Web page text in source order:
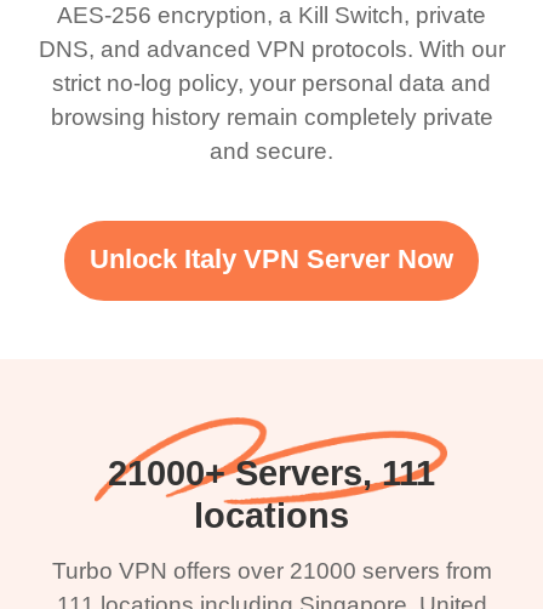
AES-256 encryption, a Kill Switch, private
DNS, and advanced VPN protocols. With our
strict no-log policy, your personal data and
browsing history remain completely private
and secure.
Unlock Italy VPN Server Now
21000+ Servers, 111
locations
Turbo VPN offers over 21000 servers from